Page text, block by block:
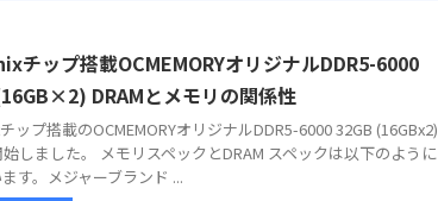
チップ搭載OCMEMORYオリジナルDDR5-6000
DRAMとメモリの関係性
ップ搭載のOCMEMORYオリジナルDDR5-6000 32GB (16GBx2)
しました。 メモリスペックとDRAM スペックは以下のように
す。メジャーブランド ...